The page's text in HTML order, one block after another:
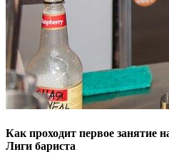
Как проходит первое занятие
Лиги бариста